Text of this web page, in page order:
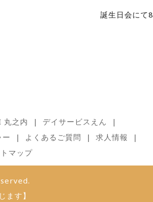
誕生日会にて8
丸之内
デイサービスえん
よくあるご質問
求人情報
マップ
ます】